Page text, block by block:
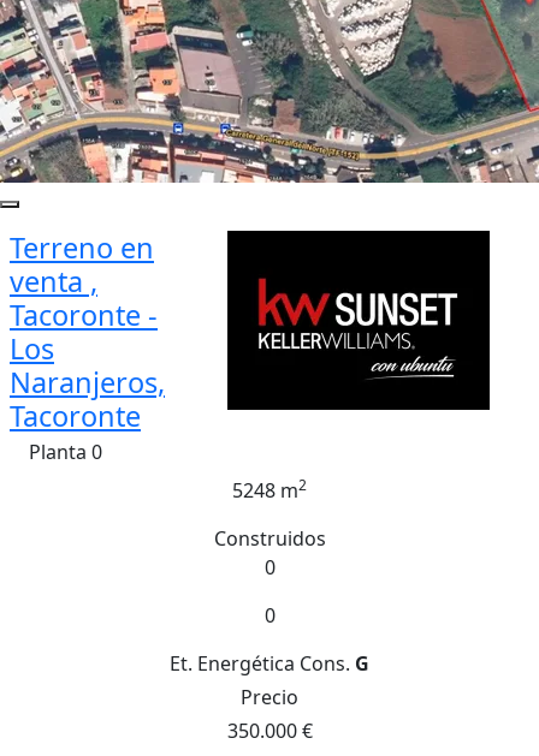
Terreno en
venta ,
Tacoronte -
Los
Naranjeros,
Tacoronte
Planta 0
5248 m2
Construidos
0
0
Et. Energética Cons. G
Precio
350.000 €